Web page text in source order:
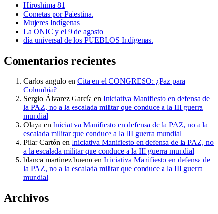
Hiroshima 81
Cometas por Palestina.
Mujeres Indígenas
La ONIC y el 9 de agosto
día universal de los PUEBLOS Indígenas.
Comentarios recientes
Carlos angulo en Cita en el CONGRESO: ¿Paz para
Colombia?
Sergio Álvarez García en Iniciativa Manifiesto en defensa de
la PAZ, no a la escalada militar que conduce a la III guerra
mundial
Olaya en Iniciativa Manifiesto en defensa de la PAZ, no a la
escalada militar que conduce a la III guerra mundial
Pilar Cartón en Iniciativa Manifiesto en defensa de la PAZ, no
a la escalada militar que conduce a la III guerra mundial
blanca martinez bueno en Iniciativa Manifiesto en defensa de
la PAZ, no a la escalada militar que conduce a la III guerra
mundial
Archivos